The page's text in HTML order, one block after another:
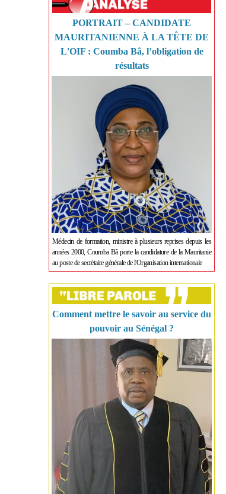
PORTRAIT – CANDIDATE
MAURITANIENNE À LA TÊTE DE
L'OIF : Coumba Bâ, l’obligation de
résultats
Médecin de formation, ministre à plusieurs reprises depuis les
années 2000, Coumba Bâ porte la candidature de la Mauritanie
au poste de secrétaire générale de l'Organisation internationale
Comment mettre le savoir au service du
pouvoir au Sénégal ?